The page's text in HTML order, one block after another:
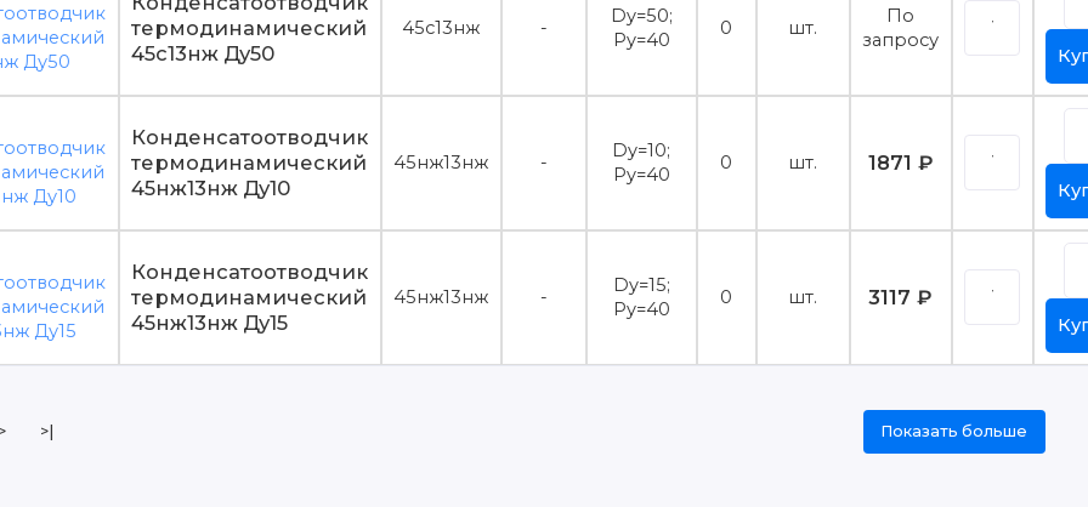
термодинамический
45c13нж Ду50
45c13нж -
Dy=50;
Py=40
0 шт.
По
запросу
Конденсатоотводчик
термодинамический
45нж13нж Ду10
45нж13нж -
Dy=10;
Py=40
0 шт. 1871 ₽
Конденсатоотводчик
термодинамический
45нж13нж Ду15
45нж13нж -
Dy=15;
Py=40
0 шт. 3117 ₽
>| Показать больше